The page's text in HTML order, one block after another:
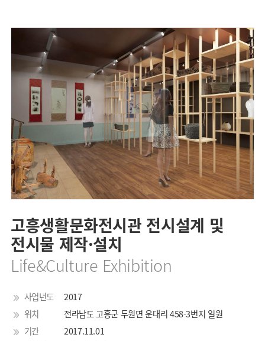
고흥생활문화전시관 전시설계 및
전시물 제작·설치
Life&Culture Exhibition
사업년도
2017
위치
전라남도 고흥군 두원면 운대리 458-3번지 일원
기간
2017.11.01